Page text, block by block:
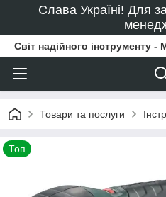
Слава Україні! Для
Світ надійного інструменту -
Товари та послуги
Топ